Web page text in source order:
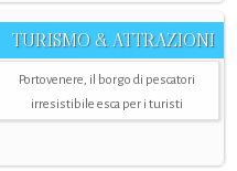
TURISMO & ATTRAZIONI
Portovenere, il borgo di pescatori
irresistibile esca per i turisti